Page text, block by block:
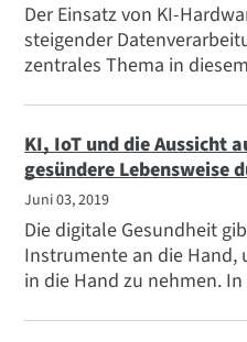
Der Einsatz von KI-
steigender
zentrales Thema in
Technologie könnte
Unternehmen mit KI- oder
Ambitionen haben.
KI, IoT und die Aussicht
gesündere Lebensweise
Juni 03, 2019
Die digitale Gesundheit
Instrumente an die Hand,
in die Hand zu nehmen.